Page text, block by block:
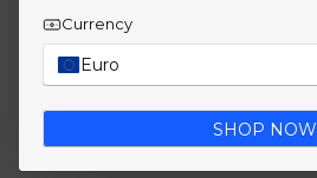
Material & Pflege
Versand & Retouren
Currency
Euro
SHOP NOW